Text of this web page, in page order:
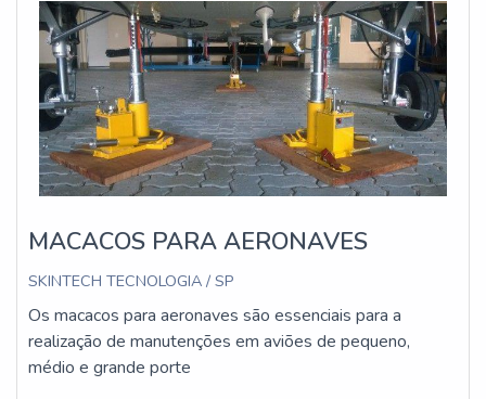
MACACOS PARA AERONAVES
SKINTECH TECNOLOGIA / SP
Os macacos para aeronaves são essenciais para a
realização de manutenções em aviões de pequeno,
médio e grande porte